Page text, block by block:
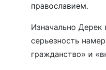
православием.
Изначально Дерек
серьезность
гражданство» и